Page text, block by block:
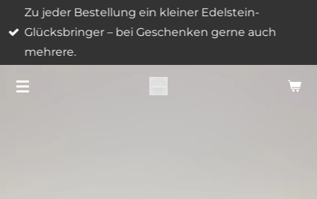
Zum
Hauptinhalt
springen
Zu jeder Bestellung ein kleiner Edelstein-
Glücksbringer – bei Geschenken gerne auch
mehrere.